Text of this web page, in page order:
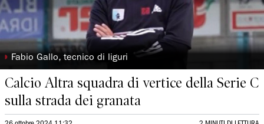
◗ Fabio Gallo, tecnico di liguri
Calcio Altra squadra di vertice della Serie C
sulla strada dei granata